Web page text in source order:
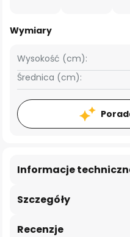
Wymiary
Wysokość (cm):
Średnica (cm):
Szczegóły
Informacje
Recenzje